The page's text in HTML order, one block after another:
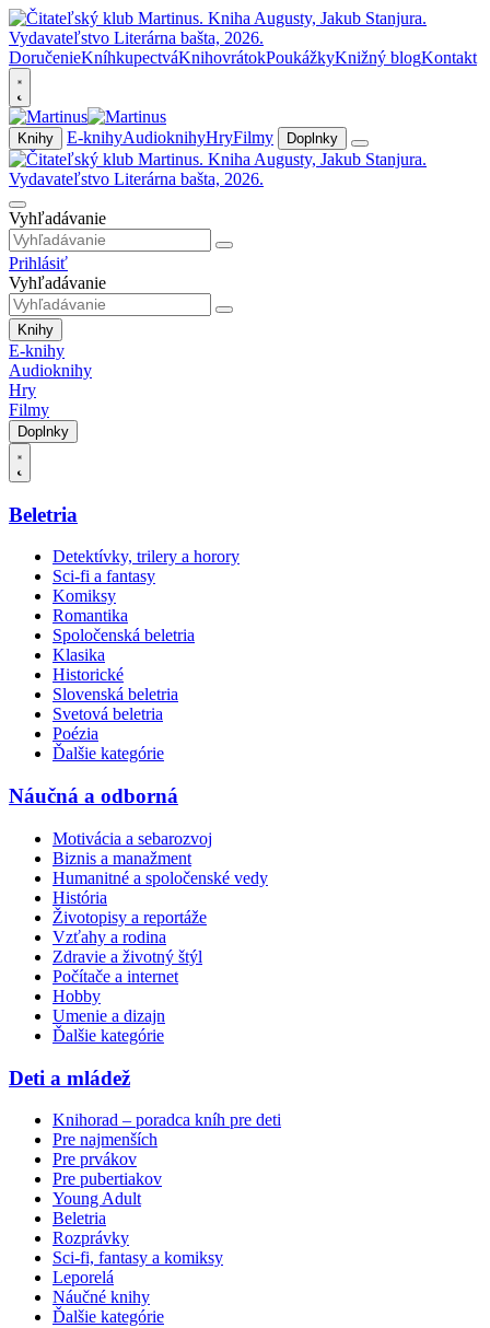
DoručenieKníhkupectváKnihovrátokPoukážkyKnižný blogKontakt
Knihy E-knihyAudioknihyHryFilmy Doplnky
Vyhľadávanie
Prihlásiť
Vyhľadávanie
Knihy
E-knihy
Audioknihy
Hry
Filmy
Doplnky
Beletria
Detektívky, trilery a horory
Sci-fi a fantasy
Komiksy
Romantika
Spoločenská beletria
Klasika
Historické
Slovenská beletria
Svetová beletria
Poézia
Ďalšie kategórie
Náučná a odborná
Motivácia a sebarozvoj
Biznis a manažment
Humanitné a spoločenské vedy
História
Životopisy a reportáže
Vzťahy a rodina
Zdravie a životný štýl
Počítače a internet
Hobby
Umenie a dizajn
Ďalšie kategórie
Deti a mládež
Knihorad – poradca kníh pre deti
Pre najmenších
Pre prvákov
Pre pubertiakov
Young Adult
Beletria
Rozprávky
Sci-fi, fantasy a komiksy
Leporelá
Náučné knihy
Ďalšie kategórie